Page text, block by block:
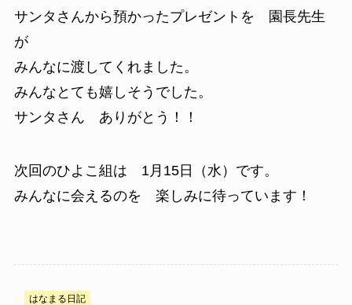
サンタさんから預かったプレゼントを 園長先生
が
みんなに渡してくれました。
みんなとても嬉しそうでした。
サンタさん ありがとう！！
次回のひよこ組は 1月15日（水）です。
みんなに会えるのを 楽しみに待っています！
はなまる日記